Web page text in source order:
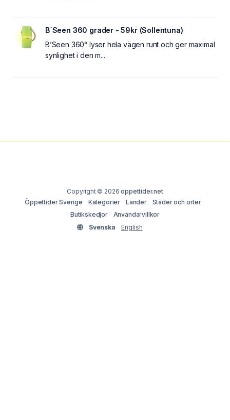
B´Seen 360 grader - 59kr (Sollentuna)
B’Seen 360° lyser hela vägen runt och ger maximal
synlighet i den m...
Copyright © 2026oppettider.net
Öppettider Sverige
Kategorier Länder
Städer och orter
Butikskedjor
Användarvillkor
Svenska
English